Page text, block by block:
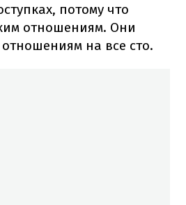
потому что
отношениям. Они
отношениям на все сто.